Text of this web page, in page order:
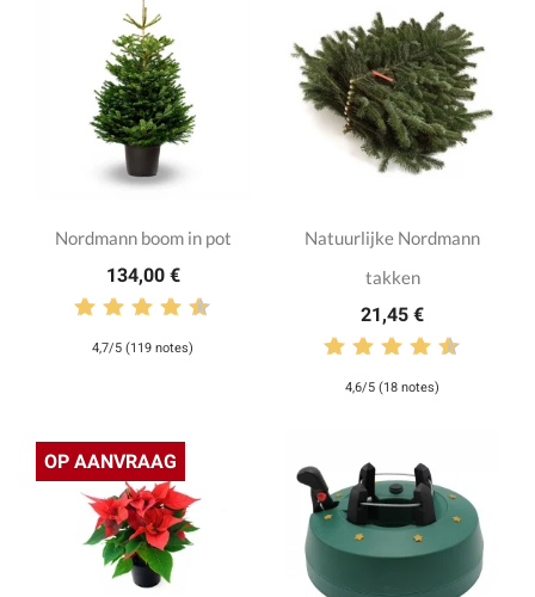
Nordmann boom in pot
134,00 €
4,7/5 (119 notes)
Natuurlijke Nordmann
takken
21,45 €
4,6/5 (18 notes)
OP AANVRAAG